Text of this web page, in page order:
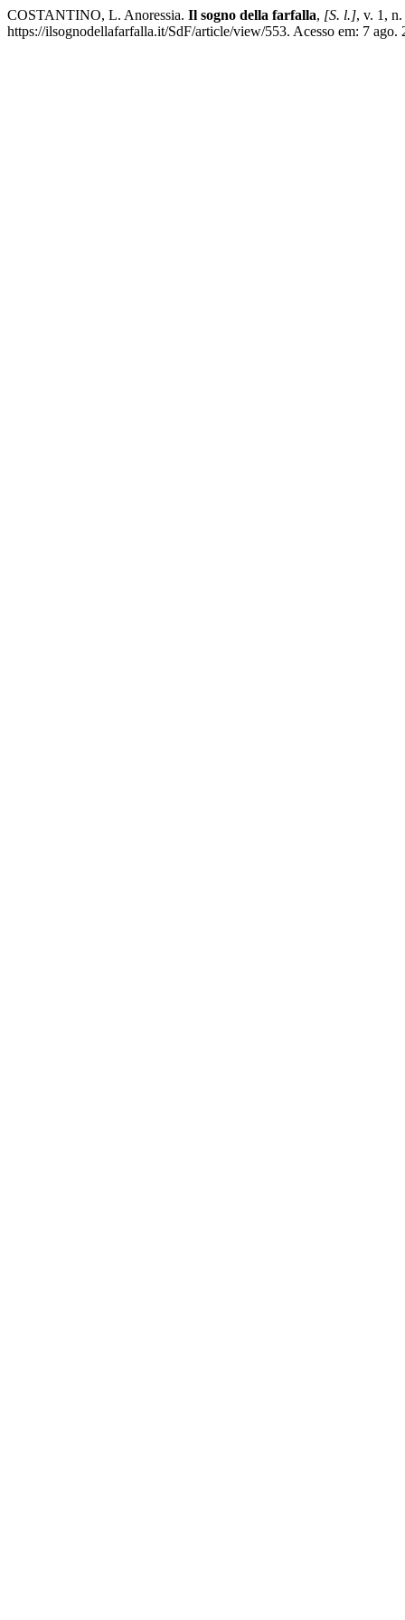
COSTANTINO, L. Anoressia. Il sogno della farfalla, [S. l.], v. 1,
https://ilsognodellafarfalla.it/SdF/article/view/553. Acesso em: 7 ago.